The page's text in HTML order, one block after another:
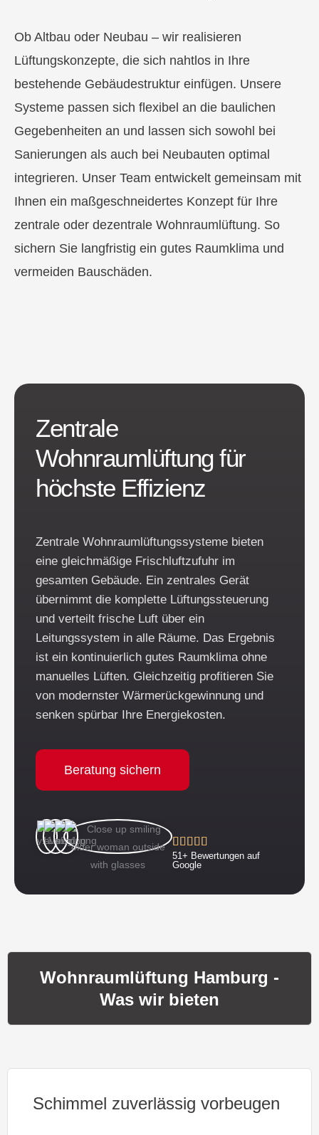
Ob Altbau oder Neubau – wir realisieren
Lüftungskonzepte, die sich nahtlos in Ihre
bestehende Gebäudestruktur einfügen. Unsere
Systeme passen sich flexibel an die baulichen
Gegebenheiten an und lassen sich sowohl bei
Sanierungen als auch bei Neubauten optimal
integrieren. Unser Team entwickelt gemeinsam mit
Ihnen ein maßgeschneidertes Konzept für Ihre
zentrale oder dezentrale Wohnraumlüftung. So
sichern Sie langfristig ein gutes Raumklima und
vermeiden Bauschäden.
Zentrale
Wohnraumlüftung für
höchste Effizienz
Zentrale Wohnraumlüftungssysteme bieten
eine gleichmäßige Frischluftzufuhr im
gesamten Gebäude. Ein zentrales Gerät
übernimmt die komplette Lüftungssteuerung
und verteilt frische Luft über ein
Leitungssystem in alle Räume. Das Ergebnis
ist ein kontinuierlich gutes Raumklima ohne
manuelles Lüften. Gleichzeitig profitieren Sie
von modernster Wärmerückgewinnung und
senken spürbar Ihre Energiekosten.
Beratung sichern
51+ Bewertungen auf
Google
Wohnraumlüftung Hamburg -
Was wir bieten
Schimmel zuverlässig vorbeugen